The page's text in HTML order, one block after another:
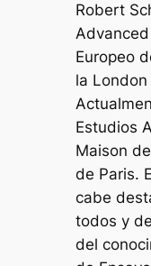
Robert
Europeo
la
Estudios
Maison
de Paris.
cabe
todos y
del